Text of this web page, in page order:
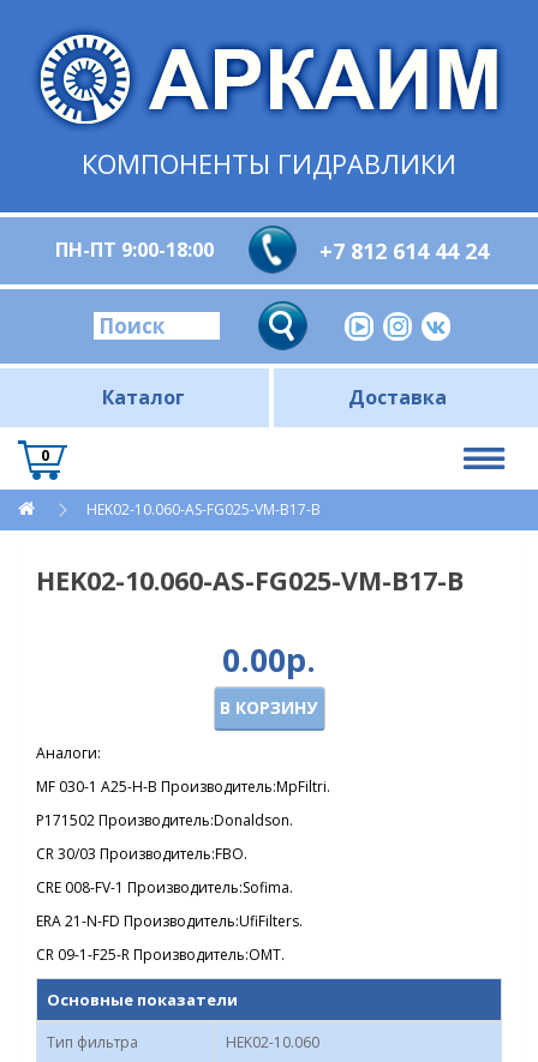
КОМПОНЕНТЫ ГИДРАВЛИКИ
ПН-ПТ 9:00-18:00 +7 812 614 44 24
Каталог Доставка
0
HEK02-10.060-AS-FG025-VM-B17-B
HEK02-10.060-AS-FG025-VM-B17-B
0.00р.
В КОРЗИНУ
Аналоги:
MF 030-1 A25-H-B Производитель:MpFiltri.
P171502 Производитель:Donaldson.
CR 30/03 Производитель:FBO.
CRE 008-FV-1 Производитель:Sofima.
ERA 21-N-FD Производитель:UfiFilters.
CR 09-1-F25-R Производитель:OMT.
Основные показатели
Тип фильтра
HEK02-10.060